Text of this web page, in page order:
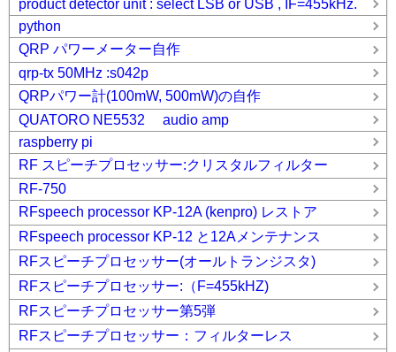
product detector unit : select LSB or USB , IF=455kHz.
python
QRP パワーメーター自作
qrp-tx 50MHz :s042p
QRPパワー計(100mW, 500mW)の自作
QUATORO NE5532 audio amp
raspberry pi
RF スピーチプロセッサー:クリスタルフィルター
RF-750
RFspeech processor KP-12A (kenpro) レストア
RFspeech processor KP-12 と12Aメンテナンス
RFスピーチプロセッサー(オールトランジスタ)
RFスピーチプロセッサー:（F=455kHZ)
RFスピーチプロセッサー第5弾
RFスピーチプロセッサー：フィルターレス